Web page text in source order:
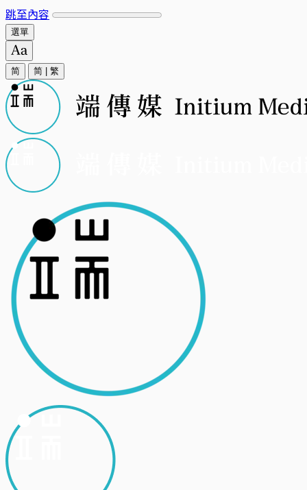
跳至內容
選單
简 简 繁